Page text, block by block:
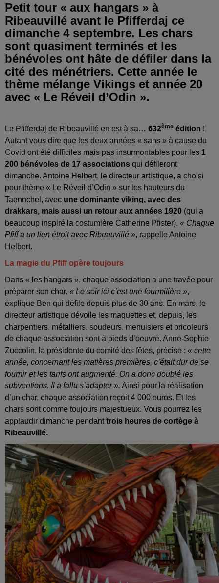
Petit tour « aux hangars » à
Ribeauvillé avant le Pfifferdaj ce
dimanche 4 septembre. Les chars
sont quasiment terminés et les
bénévoles ont hâte de défiler dans la
cité des ménétriers. Cette année le
thème mélange Vikings et année 20
avec « Le Réveil d’Odin ».
Le Pfifferdaj de Ribeauvillé en est à sa… 632ème édition !
Autant vous dire que les deux années « sans » à cause du
Covid ont été difficiles mais pas insurmontables pour les 1
200 bénévoles de 17 associations qui défileront
dimanche. Antoine Helbert, le directeur artistique, a choisi
pour thème « Le Réveil d’Odin » sur les hauteurs du
Taennchel, avec une dominante viking, avec des
drakkars, mais aussi un retour aux années 1920 (qui a
beaucoup inspiré la costumière Catherine Pfister). « Chaque
Pfiff a un lien étroit avec Ribeauvillé », rappelle Antoine
Helbert.
La magie du Pfiff opère toujours
Dans « les hangars », chaque association a une travée pour
préparer son char. « Le soir ici c’est une fourmilière »,
explique Ben qui défile depuis plus de 30 ans. En mars, le
directeur artistique dévoile les maquettes et, depuis, les
charpentiers, métalliers, soudeurs, menuisiers et bricoleurs
de chaque association sont à pieds d’oeuvre. Anne-Sophie
Zuccolin, la présidente du comité des fêtes, précise : « cette
année, concernant les matières premières, c’était dur de se
fournir et les tarifs ont augmenté. On a donc doublé les
subventions. Il a fallu s’adapter ». Ainsi pour la réalisation
d’un char, chaque association reçoit 4 000 euros. Et les
chars sont comme toujours majestueux. Vous pourrez les
applaudir dimanche pendanttrois heures de cortège à
Ribeauvillé.